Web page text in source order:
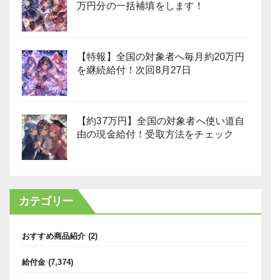
万円分の一括補填をします！
【特報】全国の対象者へ毎月約20万円
を継続給付！次回8月27日
【約37万円】全国の対象者へ使い道自
由の現金給付！受取方法をチェック
カテゴリー
おすすめ商品紹介 (2)
給付金 (7,374)